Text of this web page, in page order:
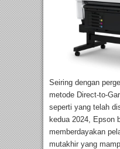
Seiring dengan
metode Direct-to-
seperti yang telah
kedua 2024, Epson
memberdayakan
mutakhir yang